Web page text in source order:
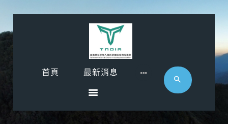
首頁 最新消息
首頁
影音專區
近期活動
協會廠商